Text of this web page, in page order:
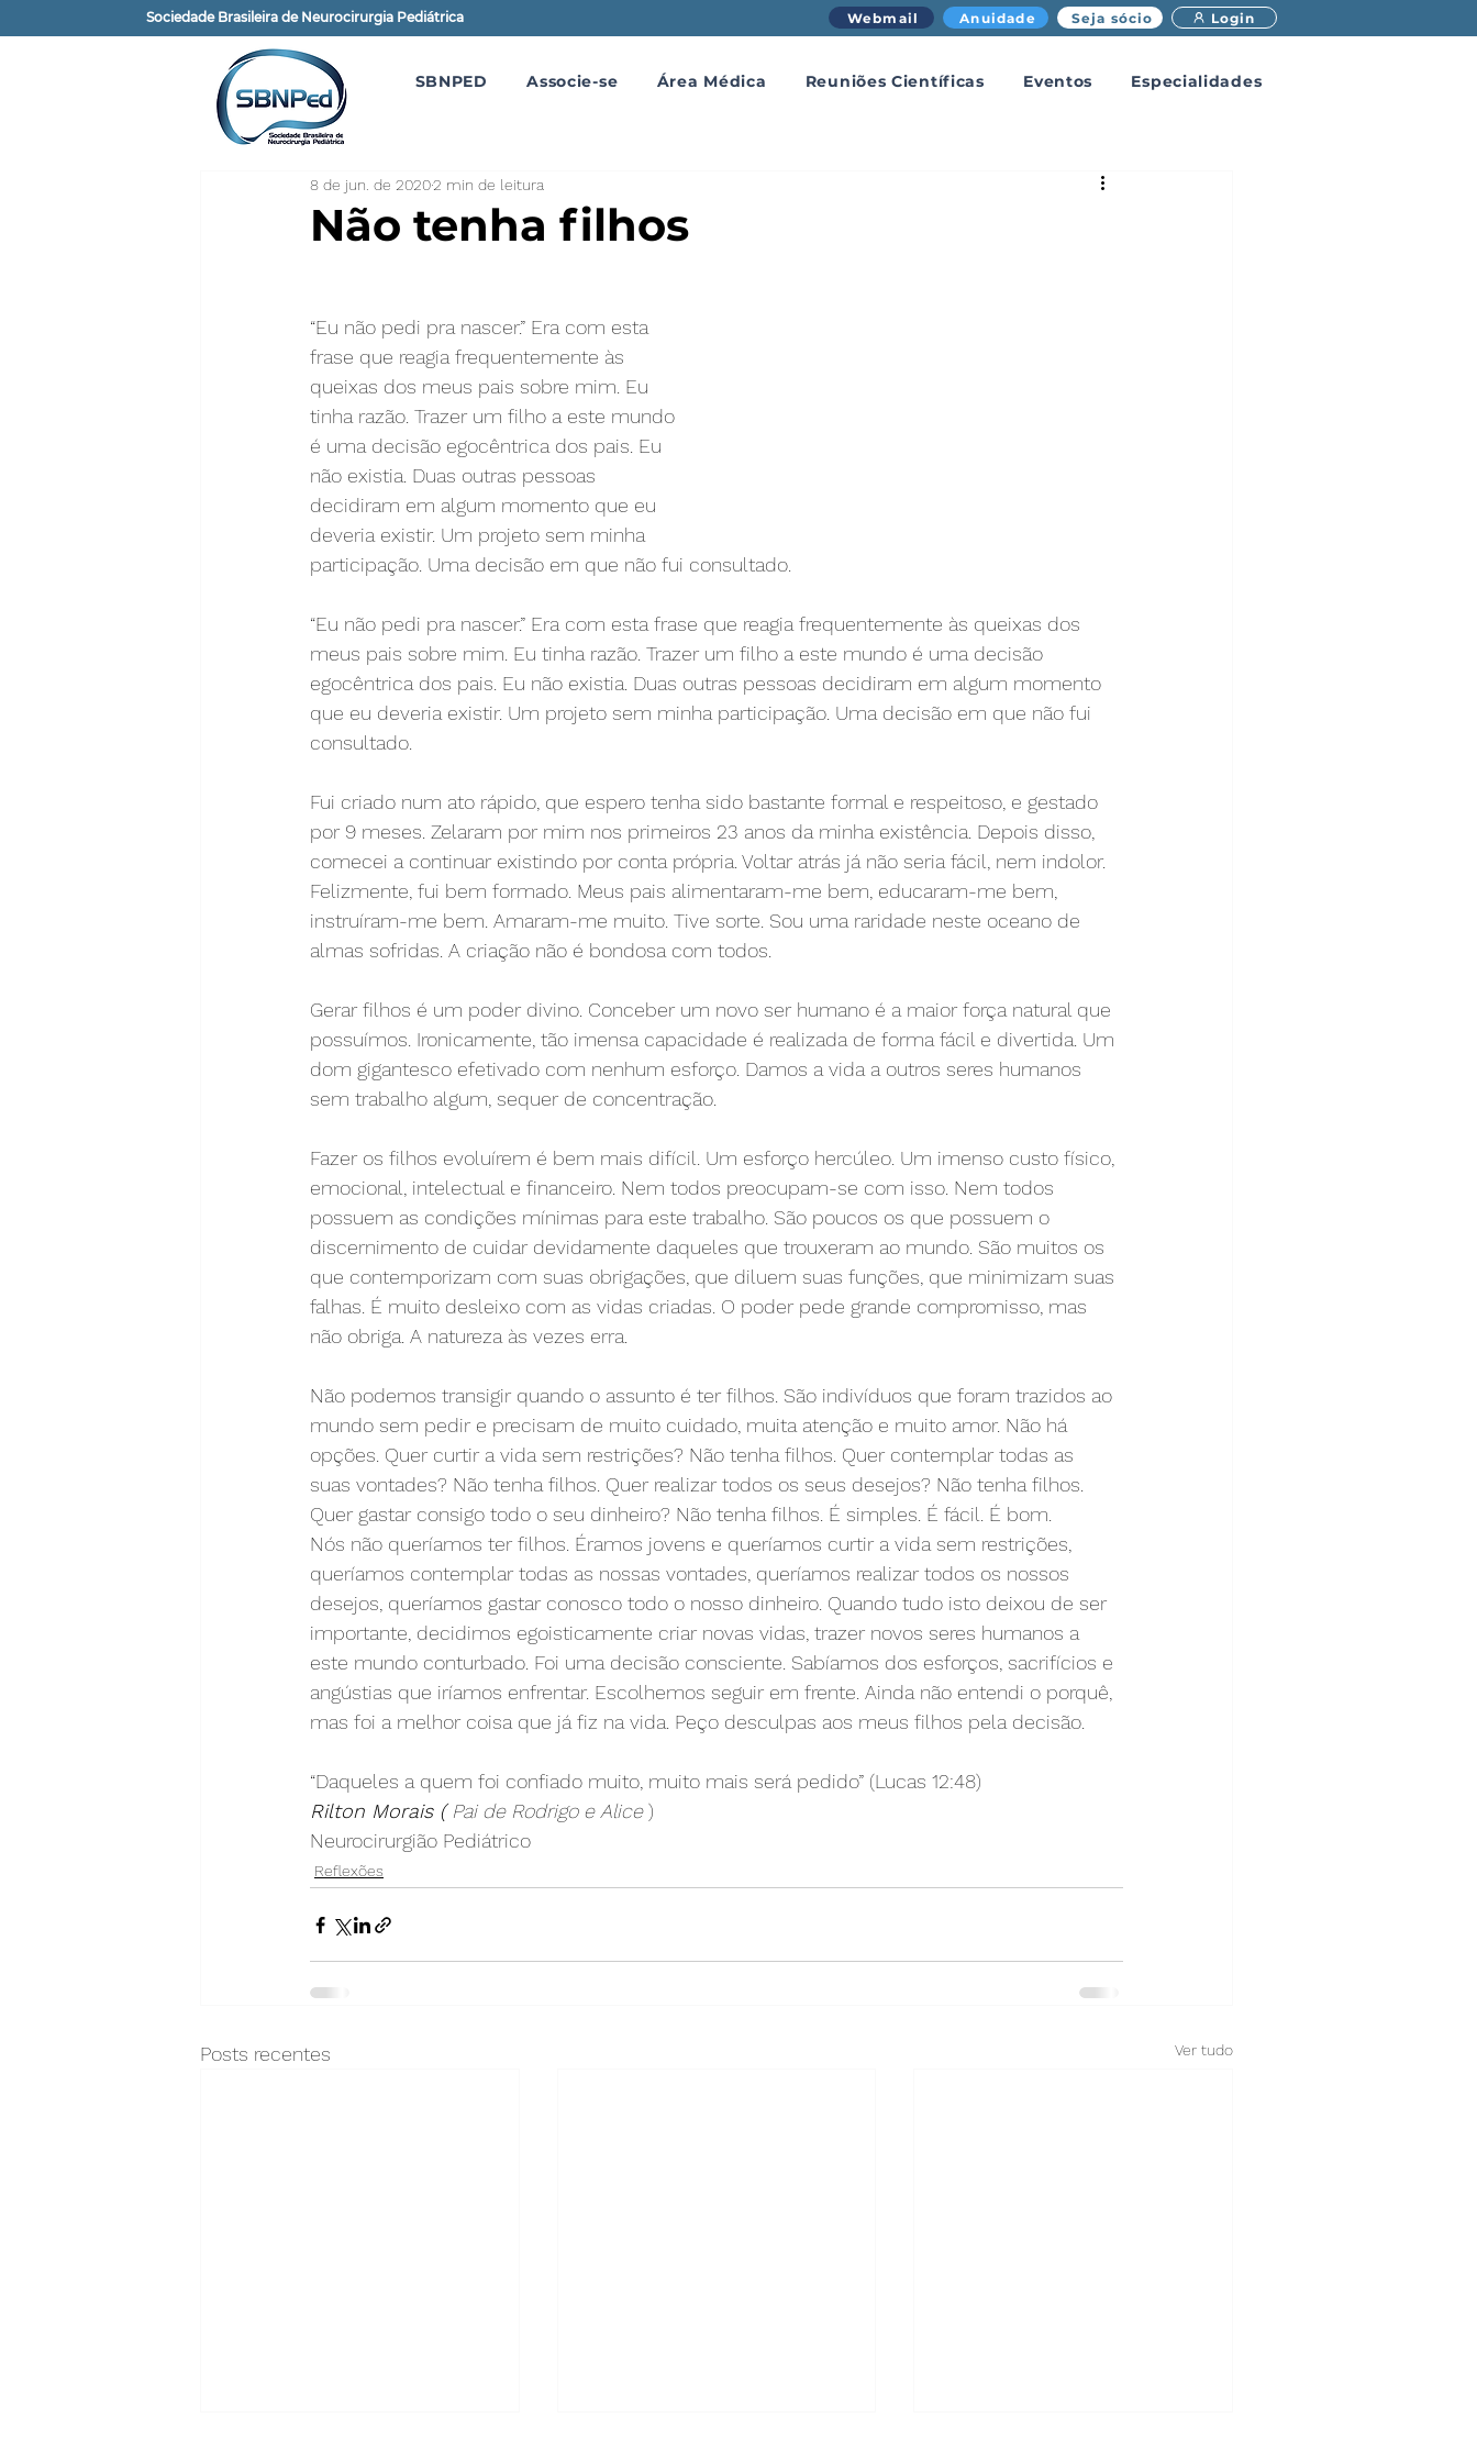
SBNPED Associe-se Área Médica Reuniões Científicas Eventos Especialidades
Sociedade Brasileira de Neurocirurgia Pediátrica Webmail Anuidade Seja sócio Login
Não tenha filhos
8 de jun. de 20202 min de leitura
“Eu não pedi pra nascer.” Era com esta
frase que reagia frequentemente às
queixas dos meus pais sobre mim. Eu
tinha razão. Trazer um filho a este mundo
é uma decisão egocêntrica dos pais. Eu
não existia. Duas outras pessoas
decidiram em algum momento que eu
deveria existir. Um projeto sem minha
participação. Uma decisão em que não fui consultado.
“Eu não pedi pra nascer.” Era com esta frase que reagia frequentemente às queixas dos
meus pais sobre mim. Eu tinha razão. Trazer um filho a este mundo é uma decisão
egocêntrica dos pais. Eu não existia. Duas outras pessoas decidiram em algum momento
que eu deveria existir. Um projeto sem minha participação. Uma decisão em que não fui
consultado.
Fui criado num ato rápido, que espero tenha sido bastante formal e respeitoso, e gestado
por 9 meses. Zelaram por mim nos primeiros 23 anos da minha existência. Depois disso,
comecei a continuar existindo por conta própria. Voltar atrás já não seria fácil, nem indolor.
Felizmente, fui bem formado. Meus pais alimentaram-me bem, educaram-me bem,
instruíram-me bem. Amaram-me muito. Tive sorte. Sou uma raridade neste oceano de
almas sofridas. A criação não é bondosa com todos.
Gerar filhos é um poder divino. Conceber um novo ser humano é a maior força natural que
possuímos. Ironicamente, tão imensa capacidade é realizada de forma fácil e divertida. Um
dom gigantesco efetivado com nenhum esforço. Damos a vida a outros seres humanos
sem trabalho algum, sequer de concentração.
Fazer os filhos evoluírem é bem mais difícil. Um esforço hercúleo. Um imenso custo físico,
emocional, intelectual e financeiro. Nem todos preocupam-se com isso. Nem todos
possuem as condições mínimas para este trabalho. São poucos os que possuem o
discernimento de cuidar devidamente daqueles que trouxeram ao mundo. São muitos os
que contemporizam com suas obrigações, que diluem suas funções, que minimizam suas
falhas. É muito desleixo com as vidas criadas. O poder pede grande compromisso, mas
não obriga. A natureza às vezes erra.
Não podemos transigir quando o assunto é ter filhos. São indivíduos que foram trazidos ao
mundo sem pedir e precisam de muito cuidado, muita atenção e muito amor. Não há
opções. Quer curtir a vida sem restrições? Não tenha filhos. Quer contemplar todas as
suas vontades? Não tenha filhos. Quer realizar todos os seus desejos? Não tenha filhos.
Quer gastar consigo todo o seu dinheiro? Não tenha filhos. É simples. É fácil. É bom.
Nós não queríamos ter filhos. Éramos jovens e queríamos curtir a vida sem restrições,
queríamos contemplar todas as nossas vontades, queríamos realizar todos os nossos
desejos, queríamos gastar conosco todo o nosso dinheiro. Quando tudo isto deixou de ser
importante, decidimos egoisticamente criar novas vidas, trazer novos seres humanos a
este mundo conturbado. Foi uma decisão consciente. Sabíamos dos esforços, sacrifícios e
angústias que iríamos enfrentar. Escolhemos seguir em frente. Ainda não entendi o porquê,
mas foi a melhor coisa que já fiz na vida. Peço desculpas aos meus filhos pela decisão.
“Daqueles a quem foi confiado muito, muito mais será pedido” (Lucas 12:48)
Rilton Morais ( Pai de Rodrigo e Alice )
Neurocirurgião Pediátrico
Reflexões
Posts recentes Ver tudo